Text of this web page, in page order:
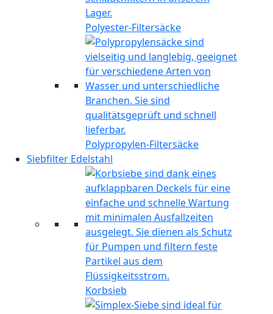
Polyester-Filtersäcke
Polypropylen-Filtersäcke
Siebfilter Edelstahl
Korbsieb